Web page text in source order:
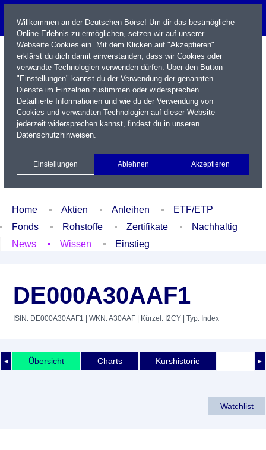
Name / WKN / ISIN / Kürzel
Xetra Realtime
Watchlist Portfolio Login
Home Aktien Anleihen
ETF/ETP
Fonds
Rohstoffe Zertifikate
Nachhaltig
News
Wissen Einstieg
DE000A30AAF1
ISIN: DE000A30AAF1 | WKN: A30AAF | Kürzel: I2CY | Typ: Index
◄ ►
Übersicht Charts Kurshistorie
Watchlist
Willkommen an der Deutschen Börse! Um dir das bestmögliche
Online-Erlebnis zu ermöglichen, setzen wir auf unserer
Webseite Cookies ein. Mit dem Klicken auf "Akzeptieren"
erklärst du dich damit einverstanden, dass wir Cookies oder
verwandte Technologien verwenden dürfen. Über den Button
"Einstellungen" kannst du der Verwendung der genannten
Dienste im Einzelnen zustimmen oder widersprechen.
Detaillierte Informationen und wie du der Verwendung von
Cookies und verwandten Technologien auf dieser Website
jederzeit widersprechen kannst, findest du in unseren
Datenschutzhinweisen.
Einstellungen Ablehnen Akzeptieren